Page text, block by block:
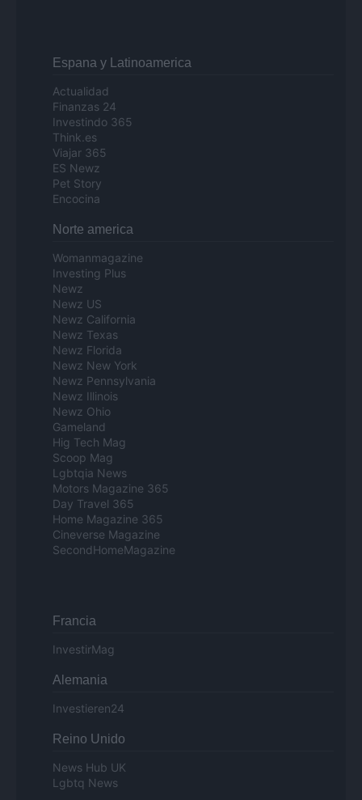
Espana y Latinoamerica
Actualidad
Finanzas 24
Investindo 365
Think.es
Viajar 365
ES Newz
Pet Story
Encocina
Norte america
Womanmagazine
Investing Plus
Newz
Newz US
Newz California
Newz Texas
Newz Florida
Newz New York
Newz Pennsylvania
Newz Illinois
Newz Ohio
Gameland
Hig Tech Mag
Scoop Mag
Lgbtqia News
Motors Magazine 365
Day Travel 365
Home Magazine 365
Cineverse Magazine
SecondHomeMagazine
Francia
InvestirMag
Alemania
Investieren24
Reino Unido
News Hub UK
Lgbtq News